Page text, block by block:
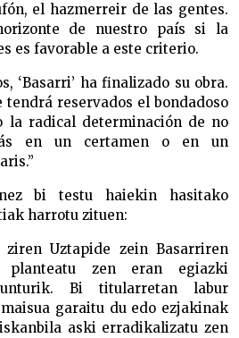
el hazmerreir de las gentes.
de nuestro país si la
es favorable a este criterio.
‘Basarri’ ha finalizado su obra.
tendrá reservados el bondadoso
la radical determinación de no
en un certamen o en un
bi testu haiekin hasitako
harrotu zituen:
ziren Uztapide zein Basarriren
planteatu zen eran egiazki
Bi titularretan labur
garaitu du edo ezjakinak
aski erradikalizatu zen